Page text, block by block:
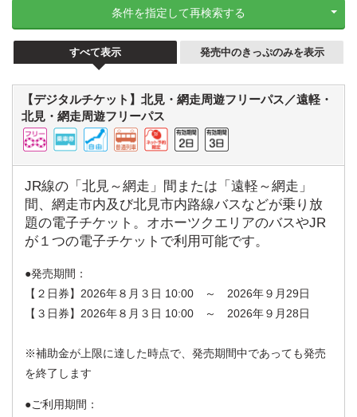
条件を指定して再検索する
すべて表示 発売中のきっぷのみを表示
【デジタルチケット】北見・網走周遊フリーパス／遠軽・
北見・網走周遊フリーパス
JR線の「北見～網走」間または「遠軽～網走」
間、網走市内及び北見市内路線バスなどが乗り放
題の電子チケット。オホーツクエリアのバスやJR
が１つの電子チケットで利用可能です。
発売期間：
【２日券】2026年８月３日 10:00 ～ 2026年９月29日
【３日券】2026年８月３日 10:00 ～ 2026年９月28日
※補助金が上限に達した時点で、発売期間中であっても発売
を終了します
ご利用期間：